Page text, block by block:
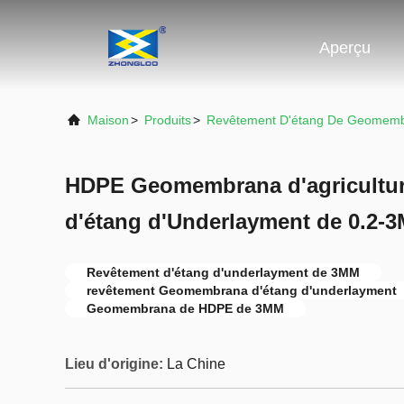
Aperçu
Maison> Produits> Revêtement D'étang De
HDPE Geomembrana
d'étang d'Underlayment de 0.2-
Revêtement d'étang d'underlayment de 3MM
revêtement Geomembrana d'étang d'underlayment
Geomembrana de HDPE de 3MM
Lieu d'origine: La Chine